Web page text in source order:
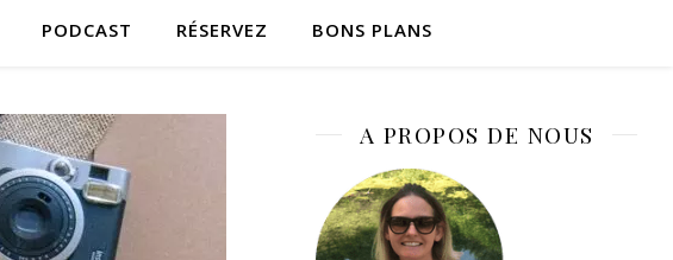
PODCAST RÉSERVEZ BONS PLANS
A PROPOS DE NOUS